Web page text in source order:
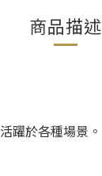
商品描述
躍於各種場景。